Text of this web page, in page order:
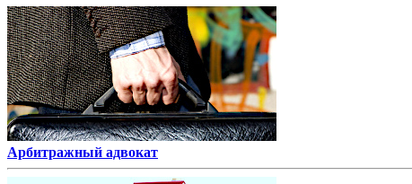
Арбитражный адвокат